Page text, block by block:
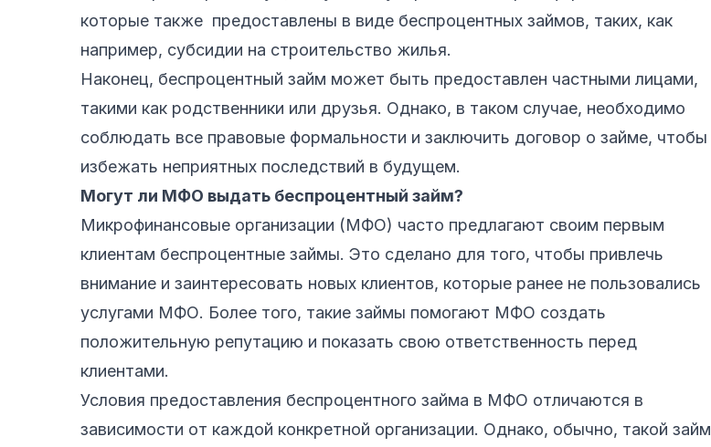
которые также предоставлены в виде беспроцентных займов, таких, как
например, субсидии на строительство жилья.
Наконец, беспроцентный займ может быть предоставлен частными лицами,
такими как родственники или друзья. Однако, в таком случае, необходимо
соблюдать все правовые формальности и заключить договор о займе, чтобы
избежать неприятных последствий в будущем.
Могут ли МФО выдать беспроцентный займ?
Микрофинансовые организации (МФО) часто предлагают своим первым
клиентам беспроцентные займы. Это сделано для того, чтобы привлечь
внимание и заинтересовать новых клиентов, которые ранее не пользовались
услугами МФО. Более того, такие займы помогают МФО создать
положительную репутацию и показать свою ответственность перед
клиентами.
Условия предоставления беспроцентного займа в МФО отличаются в
зависимости от каждой конкретной организации. Однако, обычно, такой займ